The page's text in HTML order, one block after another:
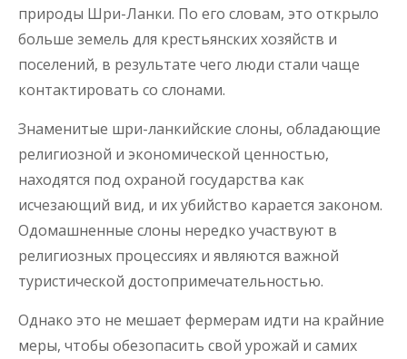
природы Шри-Ланки. По его словам, это открыло
больше земель для крестьянских хозяйств и
поселений, в результате чего люди стали чаще
контактировать со слонами.
Знаменитые шри-ланкийские слоны, обладающие
религиозной и экономической ценностью,
находятся под охраной государства как
исчезающий вид, и их убийство карается законом.
Одомашненные слоны нередко участвуют в
религиозных процессиях и являются важной
туристической достопримечательностью.
Однако это не мешает фермерам идти на крайние
меры, чтобы обезопасить свой урожай и самих